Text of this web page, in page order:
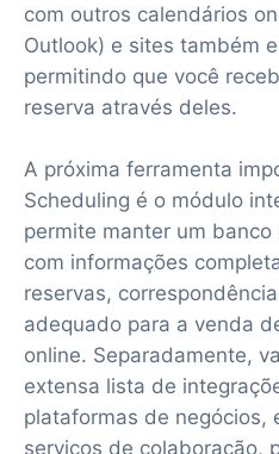
com outros calendários
Outlook) e sites também
permitindo que você
reserva através deles.
A próxima ferramenta
Scheduling é o módulo
permite manter um
com informações
reservas,
adequado para a venda
online. Separadamente,
extensa lista de
plataformas de negócios,
serviços de colaboração,